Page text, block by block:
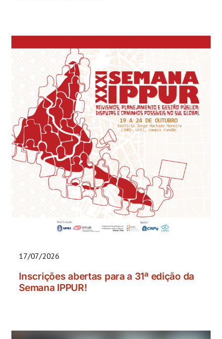
17/07/2026
Inscrições abertas para a 31ª edição da
Semana IPPUR!